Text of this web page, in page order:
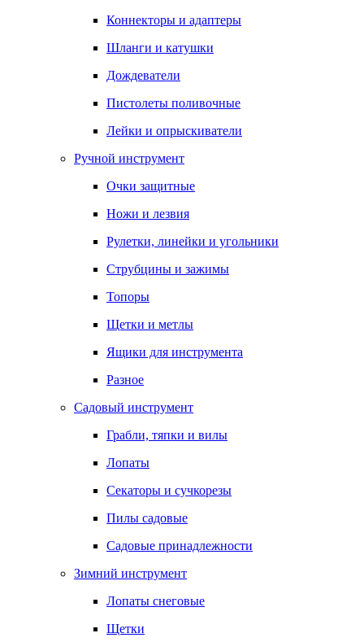
Коннекторы и адаптеры
Шланги и катушки
Дождеватели
Пистолеты поливочные
Лейки и опрыскиватели
Ручной инструмент
Очки защитные
Ножи и лезвия
Рулетки, линейки и угольники
Струбцины и зажимы
Топоры
Щетки и метлы
Ящики для инструмента
Разное
Садовый инструмент
Грабли, тяпки и вилы
Лопаты
Секаторы и сучкорезы
Пилы садовые
Садовые принадлежности
Зимний инструмент
Лопаты снеговые
Щетки